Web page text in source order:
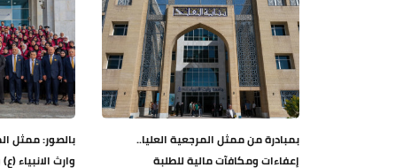
بمبادرة من ممثل المرجعية العليا..
إعفاءات ومكافآت مالية للطلبة
بالصور: ممثل
وارث الانبياء